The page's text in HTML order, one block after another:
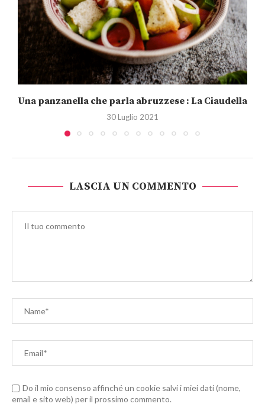
Una panzanella che parla abruzzese : La Ciaudella
30 Luglio 2021
LASCIA UN COMMENTO
Do il mio consenso affinché un cookie salvi i miei dati (nome,
email e sito web) per il prossimo commento.